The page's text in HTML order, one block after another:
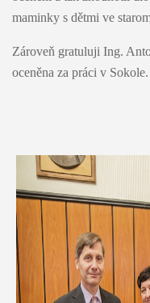
maminky s dětmi ve
Zároveň gratuluji Ing.
oceněna za práci v Sokole.
Ing.